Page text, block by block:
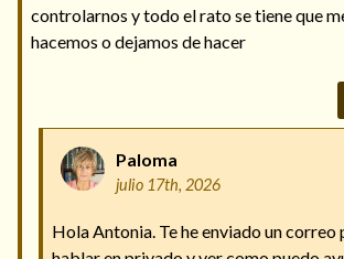
controlarnos y todo el rato se tiene que
hacemos o dejamos de hacer
Paloma
julio 17th, 2026
Hola Antonia. Te he enviado un correo